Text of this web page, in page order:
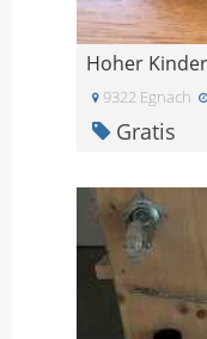
Hoher
9322 Egnach
Gratis